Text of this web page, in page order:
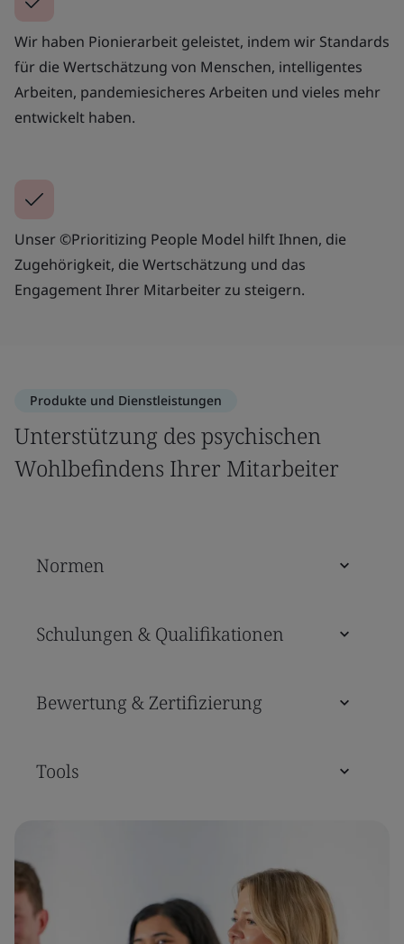
Wir haben Pionierarbeit geleistet, indem wir Standards
für die Wertschätzung von Menschen, intelligentes
Arbeiten, pandemiesicheres Arbeiten und vieles mehr
entwickelt haben.
Unser ©Prioritizing People Model hilft Ihnen, die
Zugehörigkeit, die Wertschätzung und das
Engagement Ihrer Mitarbeiter zu steigern.
Produkte und Dienstleistungen
Unterstützung des psychischen
Wohlbefindens Ihrer Mitarbeiter
Normen
Schulungen & Qualifikationen
Bewertung & Zertifizierung
Tools